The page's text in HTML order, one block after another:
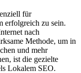
für
erfolgreich zu sein.
nach
Methode, um in
und mehr
ist die gezielte
Lokalem SEO.